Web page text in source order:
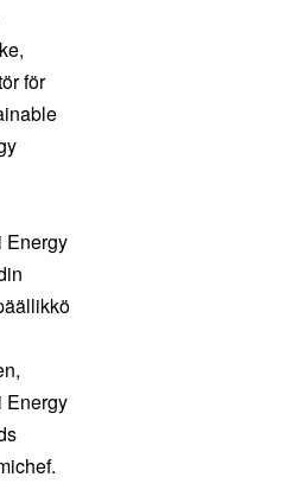
för
Energy
Energy